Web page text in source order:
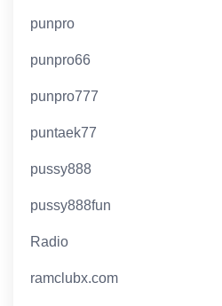
punpro
punpro66
punpro777
puntaek77
pussy888
pussy888fun
Radio
ramclubx.com